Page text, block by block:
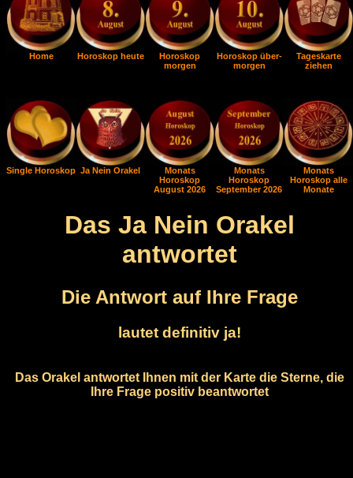
Home Horoskop heute
Horoskop
morgen
Horoskop über-
morgen
Tageskarte
ziehen
Single Horoskop Ja Nein Orakel
Monats
Horoskop
August 2026
Monats
Horoskop
September 2026
Monats
Horoskop alle
Monate
Das Ja Nein Orakel
antwortet
Die Antwort auf Ihre Frage
lautet definitiv ja!
Das Orakel antwortet Ihnen mit der Karte die Sterne, die
Ihre Frage positiv beantwortet